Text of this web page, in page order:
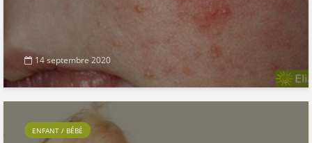
14 septembre 2020
ENFANT / BÉBÉ